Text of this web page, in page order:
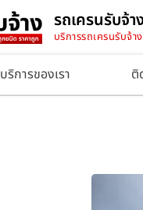
รถเครนรับจ้
บริการรถเครนรับจ้า
บริการของเรา ติ